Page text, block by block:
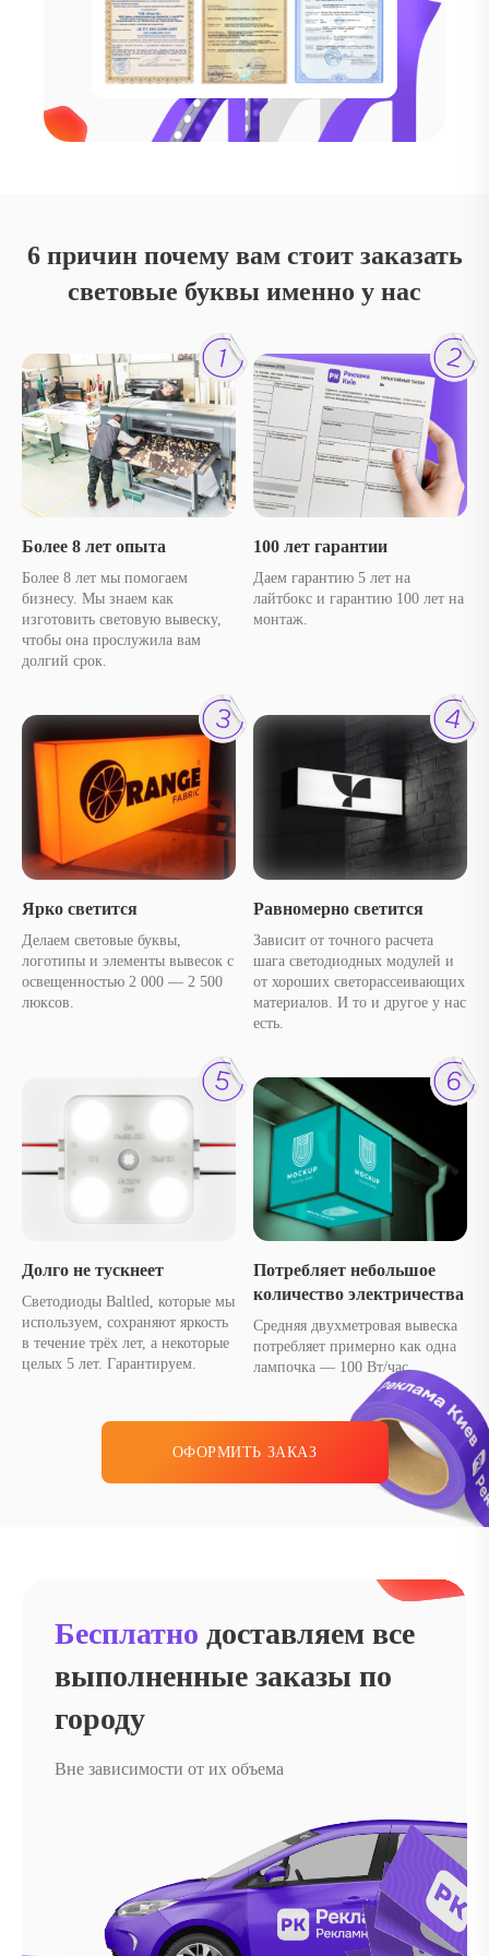
6 причин почему вам стоит заказать
световые буквы именно у нас
Более 8 лет опыта
Более 8 лет мы помогаем
бизнесу. Мы знаем как
изготовить световую вывеску,
чтобы она прослужила вам
долгий срок.
100 лет гарантии
Даем гарантию 5 лет на
лайтбокс и гарантию 100 лет на
монтаж.
Ярко светится
Делаем световые буквы,
логотипы и элементы вывесок с
освещенностью 2 000 — 2 500
люксов.
Равномерно светится
Зависит от точного расчета
шага светодиодных модулей и
от хороших светорассеивающих
материалов. И то и другое у нас
есть.
Долго не тускнеет
Светодиоды Baltled, которые мы
используем, сохраняют яркость
в течение трёх лет, а некоторые
целых 5 лет. Гарантируем.
Потребляет небольшое
количество электричества
Средняя двухметровая вывеска
потребляет примерно как одна
лампочка — 100 Вт/час
ОФОРМИТЬ ЗАКАЗ
Бесплатно доставляем все
выполненные заказы по
городу
Вне зависимости от их объема